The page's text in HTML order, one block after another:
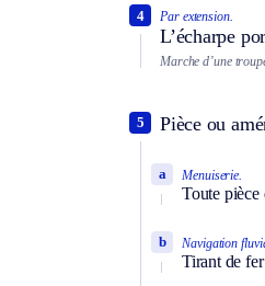
Par extension.
L’écharpe
4
Marche d’une
Pièce ou
5
Menuiserie.
Toute pièce
a
Navigation
Tirant de
b